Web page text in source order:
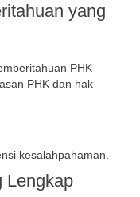
yang
PHK
PHK dan hak
kesalahpahaman.
Lengkap